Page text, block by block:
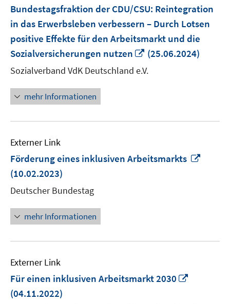
Bundestagsfraktion der CDU/CSU: Reintegration
in das Erwerbsleben verbessern – Durch Lotsen
positive Effekte für den Arbeitsmarkt und die
Sozialversicherungen nutzen
In
Fenster
(25.06.2024)
Sozialverband VdK Deutschland e.V.
mehr Informationen
Externer Link
Förderung eines inklusiven Arbeitsmarkts
(10.02.2023)
Deutscher Bundestag
mehr Informationen
Externer Link
Für einen inklusiven Arbeitsmarkt 2030
(04.11.2022)